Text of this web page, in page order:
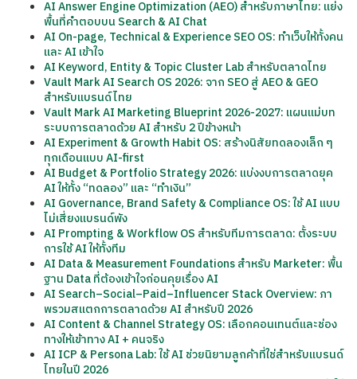
AI Answer Engine Optimization (AEO) สำหรับภาษาไทย: แย่ง
พื้นที่คำตอบบน Search & AI Chat
AI On-page, Technical & Experience SEO OS: ทำเว็บให้ทั้งคน
และ AI เข้าใจ
AI Keyword, Entity & Topic Cluster Lab สำหรับตลาดไทย
Vault Mark AI Search OS 2026: จาก SEO สู่ AEO & GEO
สำหรับแบรนด์ไทย
Vault Mark AI Marketing Blueprint 2026-2027: แผนแม่บท
ระบบการตลาดด้วย AI สำหรับ 2 ปีข้างหน้า
AI Experiment & Growth Habit OS: สร้างนิสัยทดลองเล็ก ๆ
ทุกเดือนแบบ AI-first
AI Budget & Portfolio Strategy 2026: แบ่งงบการตลาดยุค
AI ให้ทั้ง “ทดลอง” และ “ทำเงิน”
AI Governance, Brand Safety & Compliance OS: ใช้ AI แบบ
ไม่เสี่ยงแบรนด์พัง
AI Prompting & Workflow OS สำหรับทีมการตลาด: ตั้งระบบ
การใช้ AI ให้ทั้งทีม
AI Data & Measurement Foundations สำหรับ Marketer: พื้น
ฐาน Data ที่ต้องเข้าใจก่อนคุยเรื่อง AI
AI Search–Social–Paid–Influencer Stack Overview: ภา
พรวมสแตกการตลาดด้วย AI สำหรับปี 2026
AI Content & Channel Strategy OS: เลือกคอนเทนต์และช่อง
ทางให้เข้าทาง AI + คนจริง
AI ICP & Persona Lab: ใช้ AI ช่วยนิยามลูกค้าที่ใช่สำหรับแบรนด์
ไทยในปี 2026